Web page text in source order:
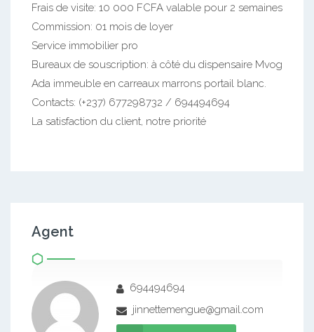
Frais de visite: 10 000 FCFA valable pour 2 semaines
Commission: 01 mois de loyer
Service immobilier pro
Bureaux de souscription: à côté du dispensaire Mvog
Ada immeuble en carreaux marrons portail blanc.
Contacts: (+237) 677298732 / 694494694
La satisfaction du client, notre priorité
Agent
694494694
jinnettemengue@gmail.com